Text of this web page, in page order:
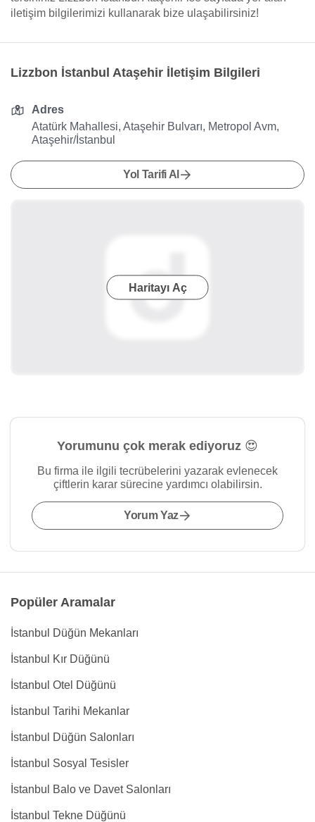
iletişim bilgilerimizi kullanarak bize ulaşabilirsiniz!
Lizzbon İstanbul Ataşehir İletişim Bilgileri
Adres
Atatürk Mahallesi, Ataşehir Bulvarı, Metropol Avm,
Ataşehir/İstanbul
Yol Tarifi Al
Haritayı Aç
Yorumunu çok merak ediyoruz 😍
Bu firma ile ilgili tecrübelerini yazarak evlenecek
çiftlerin karar sürecine yardımcı olabilirsin.
Yorum Yaz
Popüler Aramalar
İstanbul Düğün Mekanları
İstanbul Kır Düğünü
İstanbul Otel Düğünü
İstanbul Tarihi Mekanlar
İstanbul Düğün Salonları
İstanbul Sosyal Tesisler
İstanbul Balo ve Davet Salonları
İstanbul Tekne Düğünü